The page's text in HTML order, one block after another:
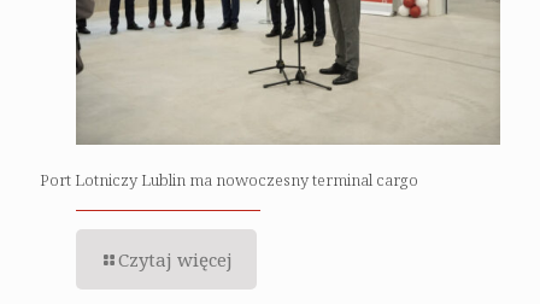
Port Lotniczy Lublin ma nowoczesny terminal cargo
Czytaj więcej